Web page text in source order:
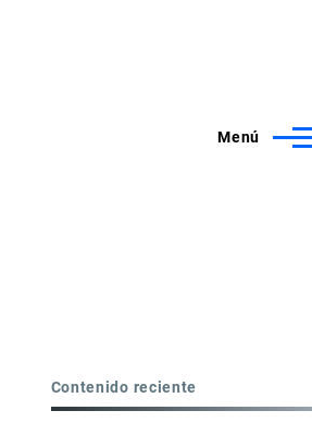
Menú
Contenido reciente